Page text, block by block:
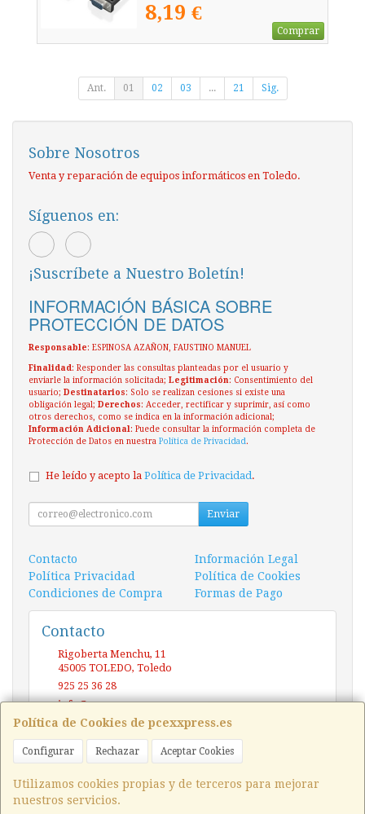
8,19 €
Comprar
Ant. 01 02 03 ... 21 Sig.
Política de Cookies de pcexxpress.es
Configurar Rechazar Aceptar Cookies
Utilizamos cookies propias y de terceros para mejorar
nuestros servicios.
Sobre Nosotros
Venta y reparación de equipos informáticos en Toledo.
Síguenos en:
¡Suscríbete a Nuestro Boletín!
INFORMACIÓN BÁSICA SOBRE
PROTECCIÓN DE DATOS
Responsable: ESPINOSA AZAÑON, FAUSTINO MANUEL
Finalidad: Responder las consultas planteadas por el usuario y
enviarle la información solicitada; Legitimación: Consentimiento del
usuario; Destinatarios: Solo se realizan cesiones si existe una
obligación legal; Derechos: Acceder, rectificar y suprimir, así como
otros derechos, como se indica en la información adicional;
Información Adicional: Puede consultar la información completa de
Protección de Datos en nuestra Política de Privacidad.
He leído y acepto la Política de Privacidad.
Enviar
Contacto
Información Legal
Política Privacidad
Política de Cookies
Condiciones de Compra
Formas de Pago
Contacto
Rigoberta Menchu, 11
45005 TOLEDO, Toledo
925 25 36 28
info@pcexxpress.es
Horario
10 - 14 / 17 - 20 Sábado / Domingo (CERRADO)